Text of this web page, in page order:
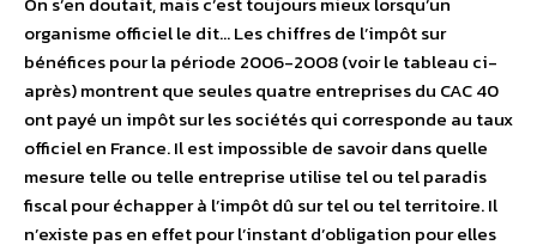
organisme officiel le dit… Les chiffres de l’impôt sur
bénéfices pour la période 2006-2008 (voir le tableau ci-
après) montrent que seules quatre entreprises du CAC 40
ont payé un impôt sur les sociétés qui corresponde au taux
officiel en France. Il est impossible de savoir dans quelle
mesure telle ou telle entreprise utilise tel ou tel paradis
fiscal pour échapper à l’impôt dû sur tel ou tel territoire. Il
n’existe pas en effet pour l’instant d’obligation pour elles